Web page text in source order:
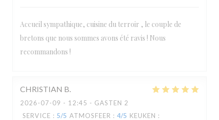
Accueil sympathique, cuisine du terroir , le couple de
bretons que nous sommes avons été ravis ! Nous
recommandons !
CHRISTIAN B
2026-07-09 - 12:45 - GASTEN 2
SERVICE : 5/5 ATMOSFEER : 4/5 KEUKEN :